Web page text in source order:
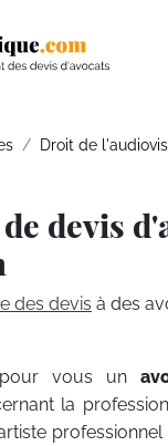
Droit de
devis
des devis à des
vous un
la